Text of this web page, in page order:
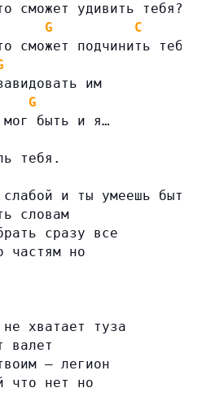
сможет удивить тебя?
G C
сможет подчинить тебя?
им
G
быть и я…
тебя.
и ты умеешь быть
словам
сразу все
частям но
хватает туза
валет
— легион
что нет но